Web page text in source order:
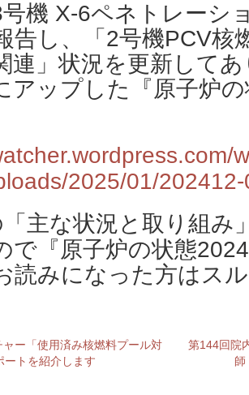
機 X-6ペネトレーシ
告し、「2号機PCV核
連」状況を更新して
アップした『原子炉
2025/01/
主な状況と取り組み
で『原子炉の状態
読みになった方はス
ー「使用済み核燃料プール対
トを紹介します
第144回院
師